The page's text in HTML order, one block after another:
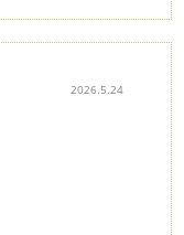
2026.5.24